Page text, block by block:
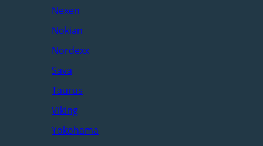
Nexen
Nokian
Nordexx
Sava
Taurus
Viking
Yokohama